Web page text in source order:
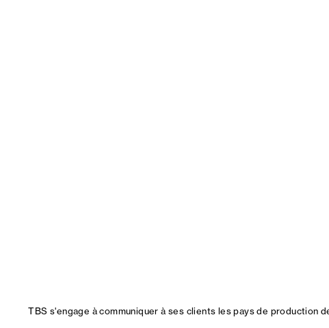
TBS s'engage à communiquer à ses clients les pays de